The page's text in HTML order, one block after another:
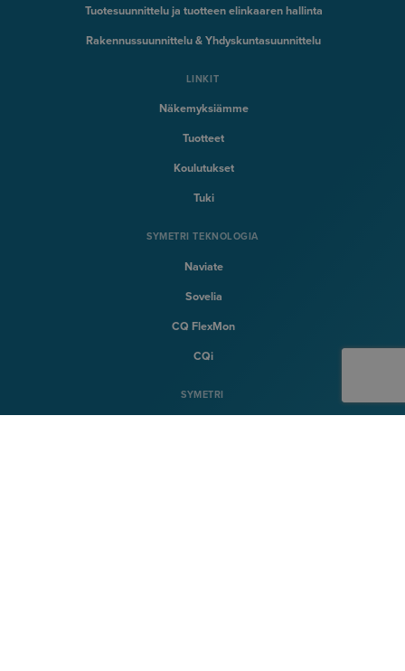
Tuotesuunnittelu ja tuotteen elinkaaren hallinta
Rakennussuunnittelu & Yhdyskuntasuunnittelu
LINKIT
Näkemyksiämme
Tuotteet
Koulutukset
Tuki
SYMETRI TEKNOLOGIA
Naviate
Sovelia
CQ FlexMon
CQi
SYMETRI